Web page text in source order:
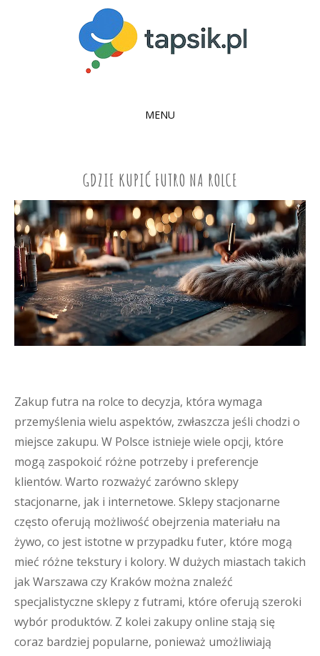
MENU
GDZIE KUPIĆ FUTRO NA ROLCE
Zakup futra na rolce to decyzja, która wymaga
przemyślenia wielu aspektów, zwłaszcza jeśli chodzi o
miejsce zakupu. W Polsce istnieje wiele opcji, które
mogą zaspokoić różne potrzeby i preferencje
klientów. Warto rozważyć zarówno sklepy
stacjonarne, jak i internetowe. Sklepy stacjonarne
często oferują możliwość obejrzenia materiału na
żywo, co jest istotne w przypadku futer, które mogą
mieć różne tekstury i kolory. W dużych miastach takich
jak Warszawa czy Kraków można znaleźć
specjalistyczne sklepy z futrami, które oferują szeroki
wybór produktów. Z kolei zakupy online stają się
coraz bardziej popularne, ponieważ umożliwiają